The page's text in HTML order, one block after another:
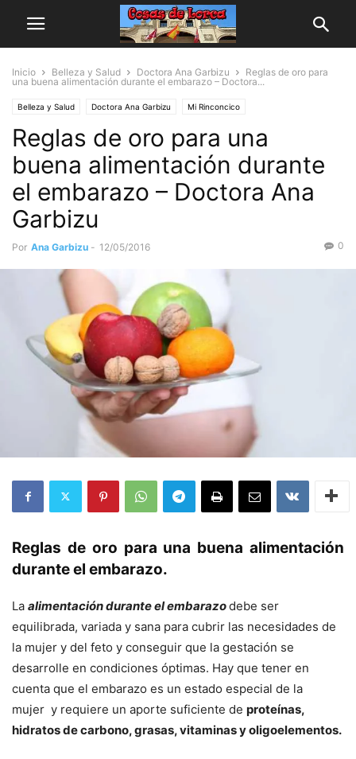
Inicio Belleza y Salud Doctora Ana Garbizu
Reglas de oro para
una buena alimentación durante el embarazo – Doctora...
Belleza y Salud Doctora Ana Garbizu Mi Rinconcico
Reglas de oro para una
buena alimentación durante
el embarazo – Doctora Ana
Garbizu
Por Ana Garbizu - 12/05/2016 0
Reglas de oro para una buena alimentación
durante el embarazo.
La alimentación durante el embarazodebe ser
equilibrada, variada y sana para cubrir las necesidades de
la mujer y del feto y conseguir que la gestación se
desarrolle en condiciones óptimas. Hay que tener en
cuenta que el embarazo es un estado especial de la
mujer y requiere un aporte suficiente de proteínas,
hidratos de carbono, grasas, vitaminas y oligoelementos.